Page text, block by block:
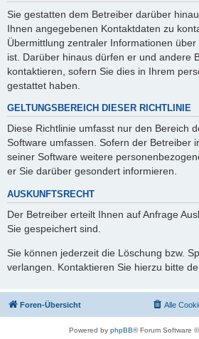
Sie gestatten dem Betreiber darüber
Ihnen angegebenen Kontaktdaten zu
Übermittlung zentraler Informationen
ist. Darüber hinaus dürfen er und andere
kontaktieren, sofern Sie dies in Ihrem
gestattet haben.
GELTUNGSBEREICH DIESER RICHTLINIE
Diese Richtlinie umfasst nur den Bereich
Software umfassen. Sofern der Betreiber
seiner Software weitere
er Sie darüber gesondert informieren.
AUSKUNFTSRECHT
Der Betreiber erteilt Ihnen auf Anfrage
Sie gespeichert sind.
Sie können jederzeit die Löschung bzw.
verlangen. Kontaktieren Sie hierzu bitte
Foren-Übersicht Alle
Powered by phpBB® Forum Software